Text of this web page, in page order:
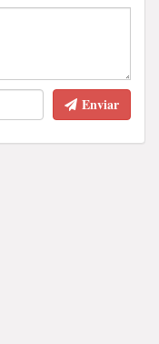
Enviar